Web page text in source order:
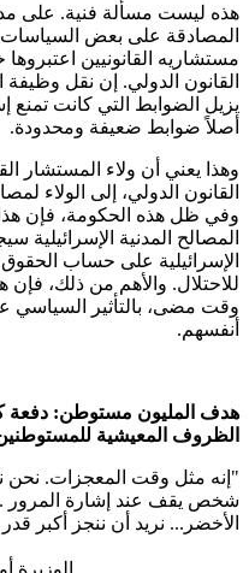
هذه ليست مسألة فنية. على
المصادقة على بعض السياسات
مستشاريه القانونيين
القانون الدولي. إن نقل وظيفة
يزيل الضوابط التي كانت تمنع
أصلاً ضوابط ضعيفة ومحدودة.
وهذا يعني أن ولاء المستشار
القانون الدولي، إلى الولاء
وفي ظل هذه الحكومة، فإن
المصالح المدنية
الإسرائيلية على حساب
للاحتلال. والأهم من ذلك، فإن
وقت مضى، بالتأثير السياسي
أنفسهم.
هدف المليون مستوطن: دفعة
الظروف المعيشية
"إنه مثل وقت المعجزات. نحن
شخص يقف عند إشارة المرور
الأخضر... نريد أن ننجز أكبر
الوزيرة